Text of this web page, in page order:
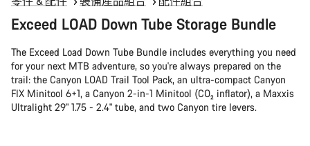
Exceed LOAD Down Tube Storage Bundle
The Exceed Load Down Tube Bundle includes everything you need
for your next MTB adventure, so you're always prepared on the
trail: the Canyon LOAD Trail Tool Pack, an ultra-compact Canyon
FIX Minitool 6+1, a Canyon 2-in-1 Minitool (CO₂ inflator), a Maxxis
Ultralight 29" 1.75 - 2.4" tube, and two Canyon tire levers.